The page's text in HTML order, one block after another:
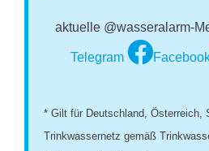
aktuelle @wasseralarm-
Telegram
* Gilt für Deutschland, Österreich,
Trinkwassernetz gemäß